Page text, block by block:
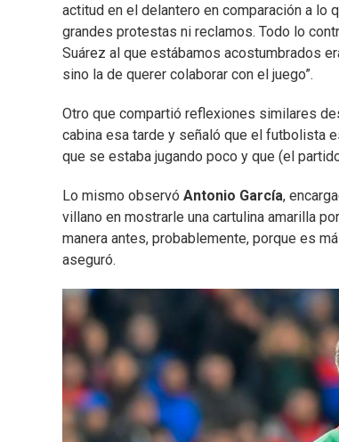
actitud en el delantero en comparación a lo
grandes protestas ni reclamos. Todo lo
Suárez al que estábamos acostumbrados
sino la de querer colaborar con el juego”.
Otro que compartió reflexiones similares
cabina esa tarde y señaló que el futbolista
que se estaba jugando poco y que (el
Lo mismo observó Antonio García,
villano en mostrarle una cartulina amarilla
manera antes, probablemente, porque es
aseguró.